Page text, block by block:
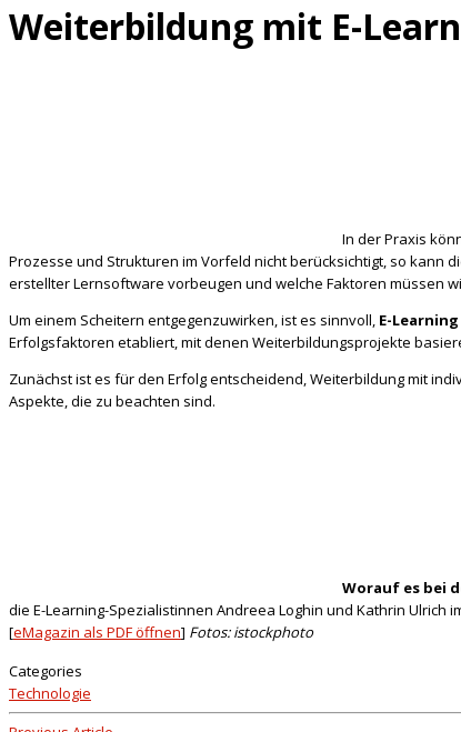
Weiterbildung mit E-
In der Praxis
Prozesse und Strukturen im Vorfeld nicht berücksichtigt, so kann
erstellter Lernsoftware vorbeugen und welche Faktoren müssen
Um einem Scheitern entgegenzuwirken, ist es sinnvoll, E-
Erfolgsfaktoren etabliert, mit denen Weiterbildungsprojekte
Zunächst ist es für den Erfolg entscheidend, Weiterbildung mit
Aspekte, die zu beachten sind.
Worauf es bei
die E-Learning-Spezialistinnen Andreea Loghin und Kathrin Ulrich
[eMagazin als PDF öffnen] Fotos: istockphoto
Categories
Technologie